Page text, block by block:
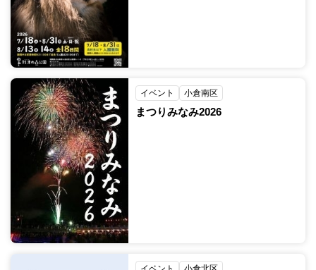
イベント 小倉南区
まつりみなみ2026